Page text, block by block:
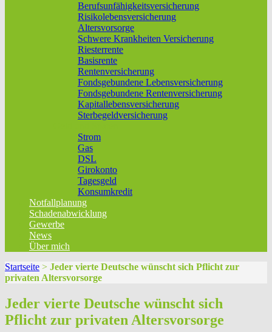
Berufs­unfähigkeitsversicherung
Risikolebensversicherung
Altersvorsorge
Schwere Krankheiten Versicherung
Riesterrente
Basisrente
Rentenversicherung
Fondsgebundene Lebensversicherung
Fondsgebundene Rentenversicherung
Kapitallebensversicherung
Sterbegeldversicherung
Strom
Gas
DSL
Girokonto
Tagesgeld
Konsumkredit
Notfallplanung
Schadenabwicklung
Gewerbe
News
Über mich
Startseite > Jeder vierte Deutsche wünscht sich Pflicht zur
privaten Altersvorsorge
Jeder vierte Deutsche wünscht sich
Pflicht zur privaten Altersvorsorge